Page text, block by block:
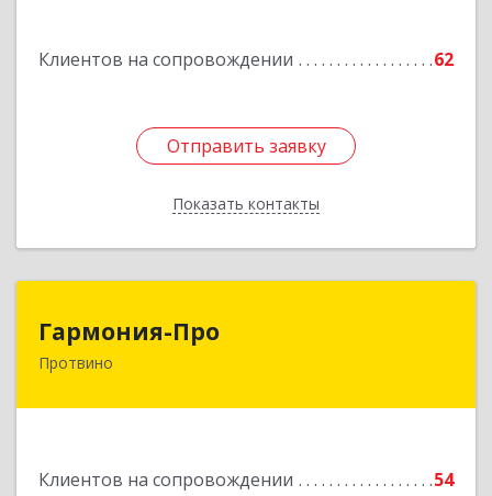
Клиентов на сопровождении 62
Отправить заявку
Показать контакты
Отправить заявку
Назад
Гармония-Про
Протвино
Клиентов на сопровождении 54
142280, Московская обл, Протвино г, Ленина